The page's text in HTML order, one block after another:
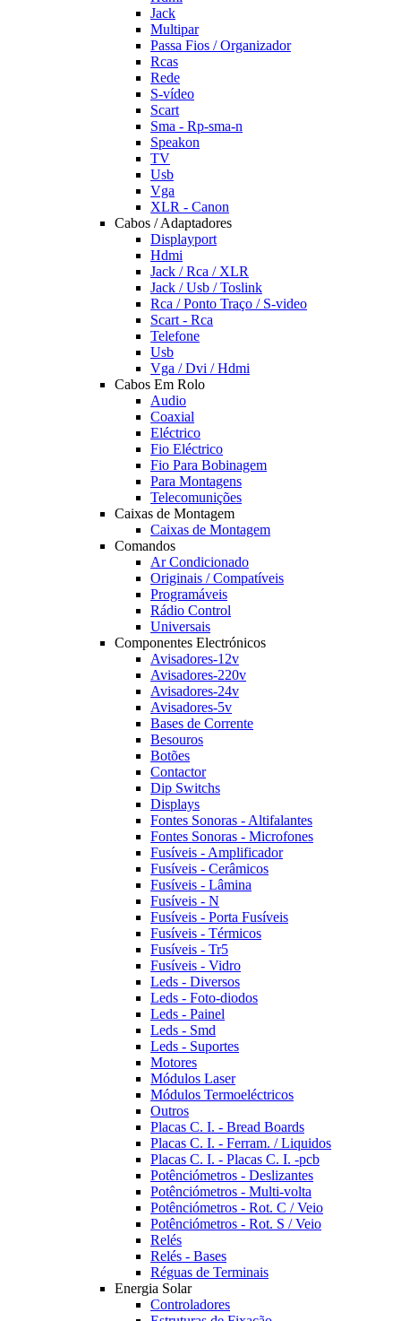
Jack
Multipar
Passa Fios / Organizador
Rcas
Rede
S-vídeo
Scart
Sma - Rp-sma-n
Speakon
TV
Usb
Vga
XLR - Canon
Cabos / Adaptadores
Displayport
Hdmi
Jack / Rca / XLR
Jack / Usb / Toslink
Rca / Ponto Traço / S-video
Scart - Rca
Telefone
Usb
Vga / Dvi / Hdmi
Cabos Em Rolo
Audio
Coaxial
Eléctrico
Fio Eléctrico
Fio Para Bobinagem
Para Montagens
Telecomunições
Caixas de Montagem
Caixas de Montagem
Comandos
Ar Condicionado
Originais / Compatíveis
Programáveis
Rádio Control
Universais
Componentes Electrónicos
Avisadores-12v
Avisadores-220v
Avisadores-24v
Avisadores-5v
Bases de Corrente
Besouros
Botões
Contactor
Dip Switchs
Displays
Fontes Sonoras - Altifalantes
Fontes Sonoras - Microfones
Fusíveis - Amplificador
Fusíveis - Cerâmicos
Fusíveis - Lâmina
Fusíveis - N
Fusíveis - Porta Fusíveis
Fusíveis - Térmicos
Fusíveis - Tr5
Fusíveis - Vidro
Leds - Diversos
Leds - Foto-diodos
Leds - Painel
Leds - Smd
Leds - Suportes
Motores
Módulos Laser
Módulos Termoeléctricos
Outros
Placas C. I. - Bread Boards
Placas C. I. - Ferram. / Liquidos
Placas C. I. - Placas C. I. -pcb
Potênciómetros - Deslizantes
Potênciómetros - Multi-volta
Potênciómetros - Rot. C / Veio
Potênciómetros - Rot. S / Veio
Relés
Relés - Bases
Réguas de Terminais
Energia Solar
Controladores